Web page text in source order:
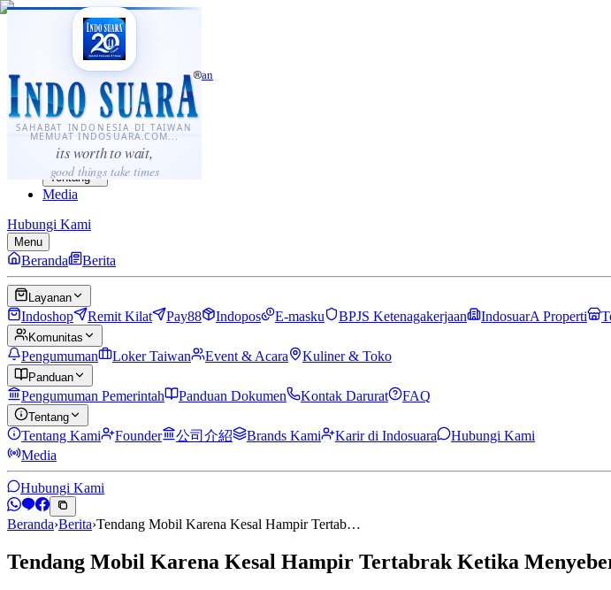
SAHABAT INDONESIA DI TAIWAN
MEMUAT INDOSUARA.COM...
its worth to wait,
good things take times
·...
⌘K
Sahabat Indonesia di Taiwan
Berita
Layanan
Komunitas
Panduan
Tentang
Media
Hubungi Kami
Menu
Beranda Berita
Layanan
Indoshop Remit Kilat Pay88 Indopos E-masku BPJS Ketenagakerjaan IndosuarA Properti
Komunitas
Pengumuman Loker Taiwan Event & Acara Kuliner & Toko
Panduan
Pengumuman Pemerintah Panduan Dokumen Kontak Darurat FAQ
Tentang
Tentang Kami Founder 公司介紹 Brands Kami Karir di Indosuara
Hubungi Kami
Media
Hubungi Kami
Beranda›Berita›Tendang Mobil Karena Kesal Hampir Tertab…
Tendang Mobil Karena Kesal Hampir Tertabrak Ketika